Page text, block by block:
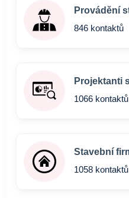
Provádění
846 kontaktů
Projektanti
1066 kontaktů
Stavební
1058 kontaktů